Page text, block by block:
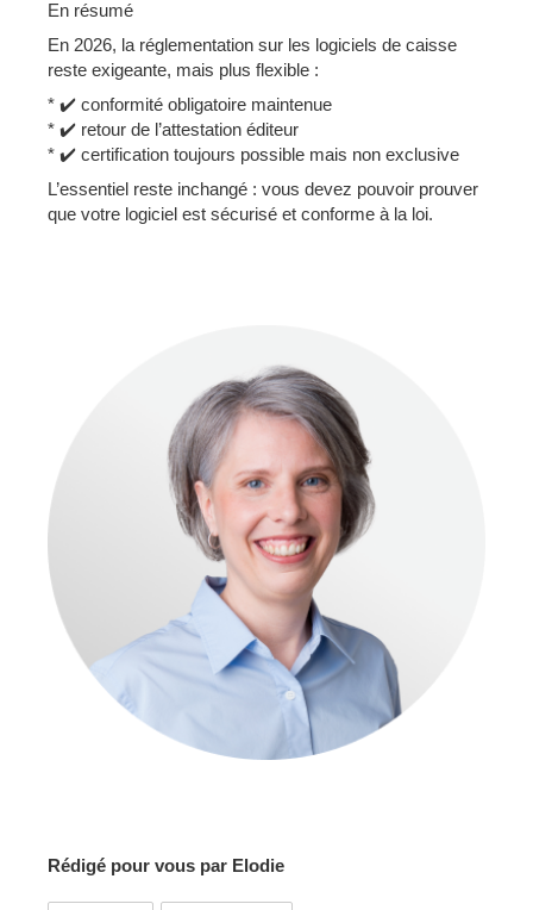
En résumé
En 2026, la réglementation sur les logiciels de caisse
reste exigeante, mais plus flexible :
* ✔️ conformité obligatoire maintenue
* ✔️ retour de l’attestation éditeur
* ✔️ certification toujours possible mais non exclusive
L’essentiel reste inchangé : vous devez pouvoir prouver
que votre logiciel est sécurisé et conforme à la loi.
Rédigé pour vous par Elodie